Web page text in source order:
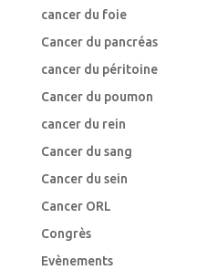
cancer du foie
Cancer du pancréas
cancer du péritoine
Cancer du poumon
cancer du rein
Cancer du sang
Cancer du sein
Cancer ORL
Congrès
Evènements